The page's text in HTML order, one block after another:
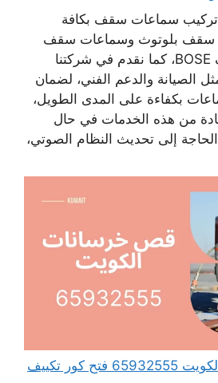
سماعات سقف بكافة
سقف بلوتوث وسماعات سقف
JPL وسماعات سقف BOSE، كما نقدم في شركتنا
الصيانة والدعم الفني، لضمان
بكفاءة على المدى الطويل،
من هذه الخدمات في حال
إلى تحديث النظام الصوتي،
كور تكييف